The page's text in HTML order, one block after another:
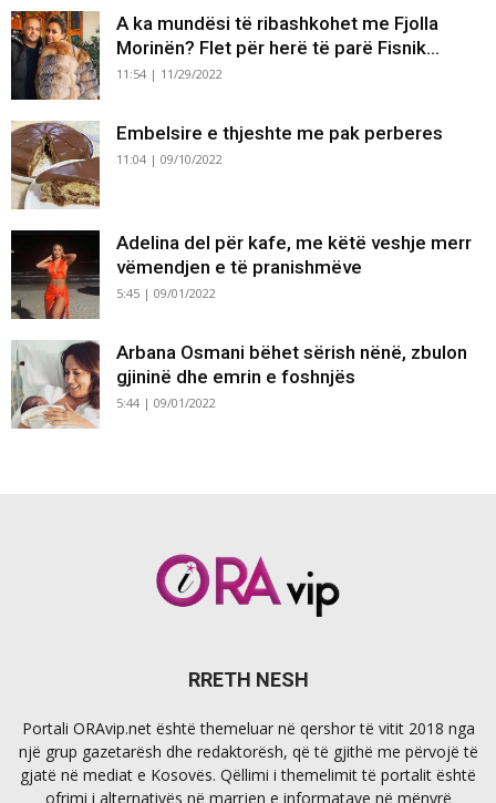
A ka mundësi të ribashkohet me Fjolla
Morinën? Flet për herë të parë Fisnik...
11:54 | 11/29/2022
Embelsire e thjeshte me pak perberes
11:04 | 09/10/2022
Adelina del për kafe, me këtë veshje merr
vëmendjen e të pranishmëve
5:45 | 09/01/2022
Arbana Osmani bëhet sërish nënë, zbulon
gjininë dhe emrin e foshnjës
5:44 | 09/01/2022
RRETH NESH
Portali ORAvip.net është themeluar në qershor të vitit 2018 nga
një grup gazetarësh dhe redaktorësh, që të gjithë me përvojë të
gjatë në mediat e Kosovës. Qëllimi i themelimit të portalit është
ofrimi i alternativës në marrjen e informatave në mënyrë